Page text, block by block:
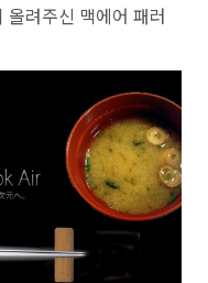
올려주신 맥에어 패러